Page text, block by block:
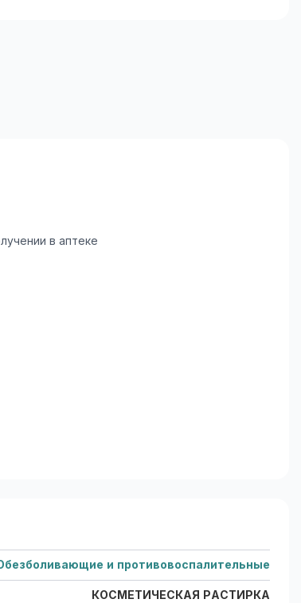
в аптеке
и противовоспалительные
КОСМЕТИЧЕСКАЯ РАСТИРКА